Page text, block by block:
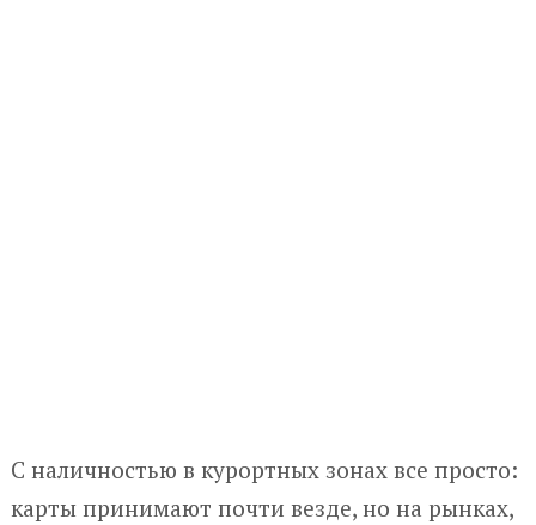
С наличностью в курортных зонах все просто:
карты принимают почти везде, но на рынках,